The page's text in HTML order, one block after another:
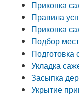
Прикопка
Правила
Прикопка
Подбор
Подготовка
Укладка
Засыпка
Укрытие